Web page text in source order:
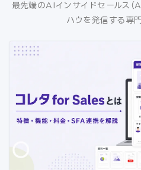
最先端のAIインサイドセールス
ハウを発信する専